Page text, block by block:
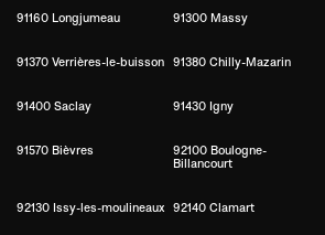
91160 Longjumeau 91300 Massy
91370 Verrières-le-buisson 91380 Chilly-Mazarin
91400 Saclay 91430 Igny
91570 Bièvres
92100 Boulogne-
Billancourt
92130 Issy-les-moulineaux 92140 Clamart